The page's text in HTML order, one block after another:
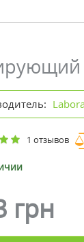
1 отзывов
грн